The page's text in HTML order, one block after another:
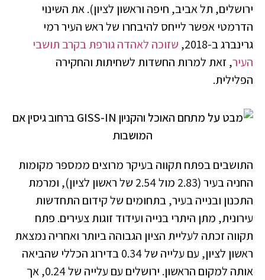
ירושלים, תל אביב, חיפה וראשון לציון). את השינוי
הדרמטי אפשר לייחס להיבחרו של ראש העיר רמי
גרינברג ב-2018,
שזוכה לאהדה גורפת בקרב תושבי
העיר, זאת למרות החשדות לשחיתות והחקירה
הפלילית.
התושבים בפתח תקווה בעיקר מרוצים ממספר מקומות
החניה בעיר (2.83 מול 2.54 של ראשון לציון), ומרמת
התכנון ובנייה בעיר, בתחומים של קידום התחדשות
עירונית, מתן היתרי בנייה ועידוד זוגות צעירים. פתח
תקווה זכתה לעליית הציון הגבוהה ביותר ואחריה נמצאת
ראשון לציון, עם עלייה של 0.34 בדירוג הכללי שהביאה
אותה למקום הראשון. ירושלים עם עלייה של 0.24, אך